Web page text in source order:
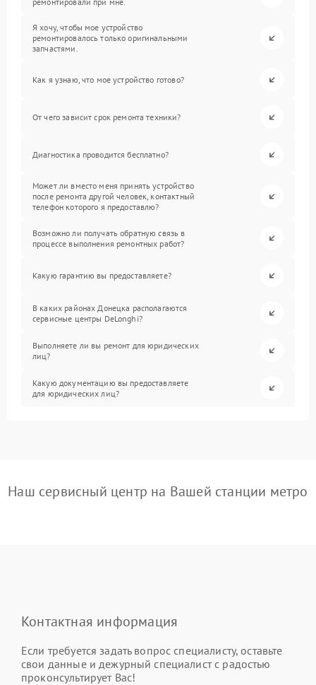
Я хочу, чтобы мое устройство
ремонтировалось только оригинальными
запчастями.
Как я узнаю, что мое устройство готово?
От чего зависит срок ремонта техники?
Диагностика проводится бесплатно?
Может ли вместо меня принять устройство
после ремонта другой человек, контактный
телефон которого я предоставлю?
Возможно ли получать обратную связь в
процессе выполнения ремонтных работ?
Какую гарантию вы предоставляете?
В каких районах Донецка располагаются
сервисные центры DeLonghi?
Выполняете ли вы ремонт для юридических
лиц?
Какую документацию вы предоставляете
для юридических лиц?
Наш сервисный центр на Вашей станции метро
Контактная информация
Если требуется задать вопрос специалисту, оставьте
свои данные и дежурный специалист с радостью
проконсультирует Вас!